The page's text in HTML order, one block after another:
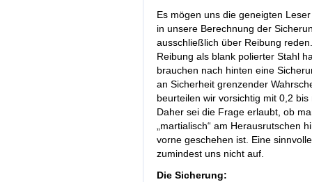
Es mögen uns die geneigten
in unsere Berechnung der
ausschließlich über Reibung
Reibung als blank polierter Stahl
brauchen nach hinten eine
an Sicherheit grenzender
beurteilen wir vorsichtig mit 0,2
Daher sei die Frage erlaubt, ob
„martialisch“ am Herausrutschen
vorne geschehen ist. Eine
zumindest uns nicht auf.
Die Sicherung: